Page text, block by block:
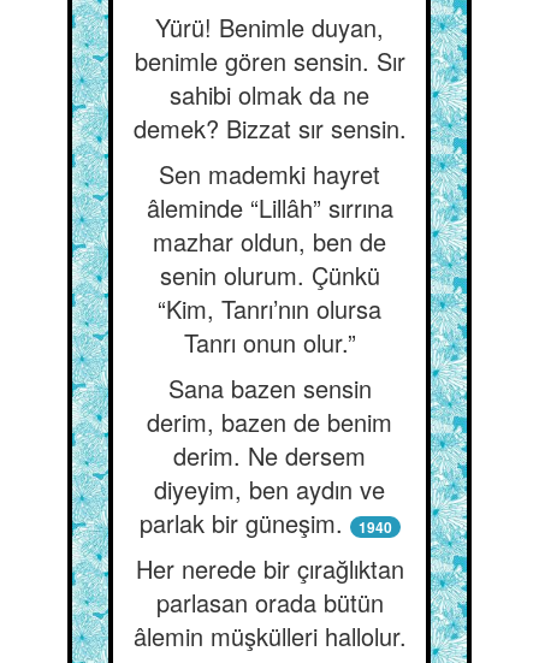
Yürü! Benimle duyan,
benimle gören sensin. Sır
sahibi olmak da ne
demek? Bizzat sır sensin.
Sen mademki hayret
âleminde “Lillâh” sırrına
mazhar oldun, ben de
senin olurum. Çünkü
“Kim, Tanrı’nın olursa
Tanrı onun olur.”
Sana bazen sensin
derim, bazen de benim
derim. Ne dersem
diyeyim, ben aydın ve
parlak bir güneşim.
1940
Her nerede bir çırağlıktan
parlasan orada bütün
âlemin müşkülleri hallolur.